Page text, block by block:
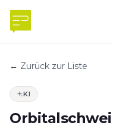
← Zurück zur Liste
KI